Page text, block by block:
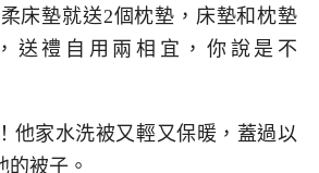
床墊就送2個枕墊，床墊和枕墊
送禮自用兩相宜，你說是不
他家水洗被又輕又保暖，蓋過以
的被子。